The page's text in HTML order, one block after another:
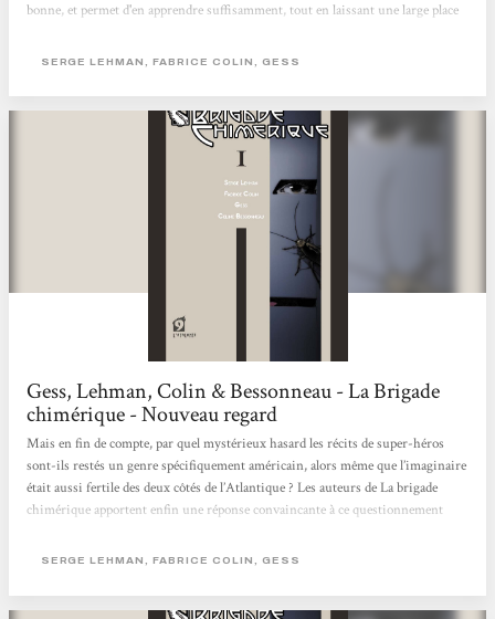
bonne, et permet d'en apprendre suffisamment, tout en laissant une large place
retrouve les traits nerveux et tout en mouvement qui faisaient déjà mouche
effets spéciaux que...
SERGE LEHMAN, FABRICE COLIN, GESS
Gess, Lehman, Colin & Bessonneau - La Brigade
chimérique - Nouveau regard
Mais en fin de compte, par quel mystérieux hasard les récits de super-héros
sont-ils restés un genre spécifiquement américain, alors même que l’imaginaire
était aussi fertile des deux côtés de l’Atlantique ? Les auteurs de La brigade
chimérique apportent enfin une réponse convaincante à ce questionnement
et en expliquant pourquoi ils ont disparu à l’issue de la Deuxième Guerre
SERGE LEHMAN, FABRICE COLIN, GESS